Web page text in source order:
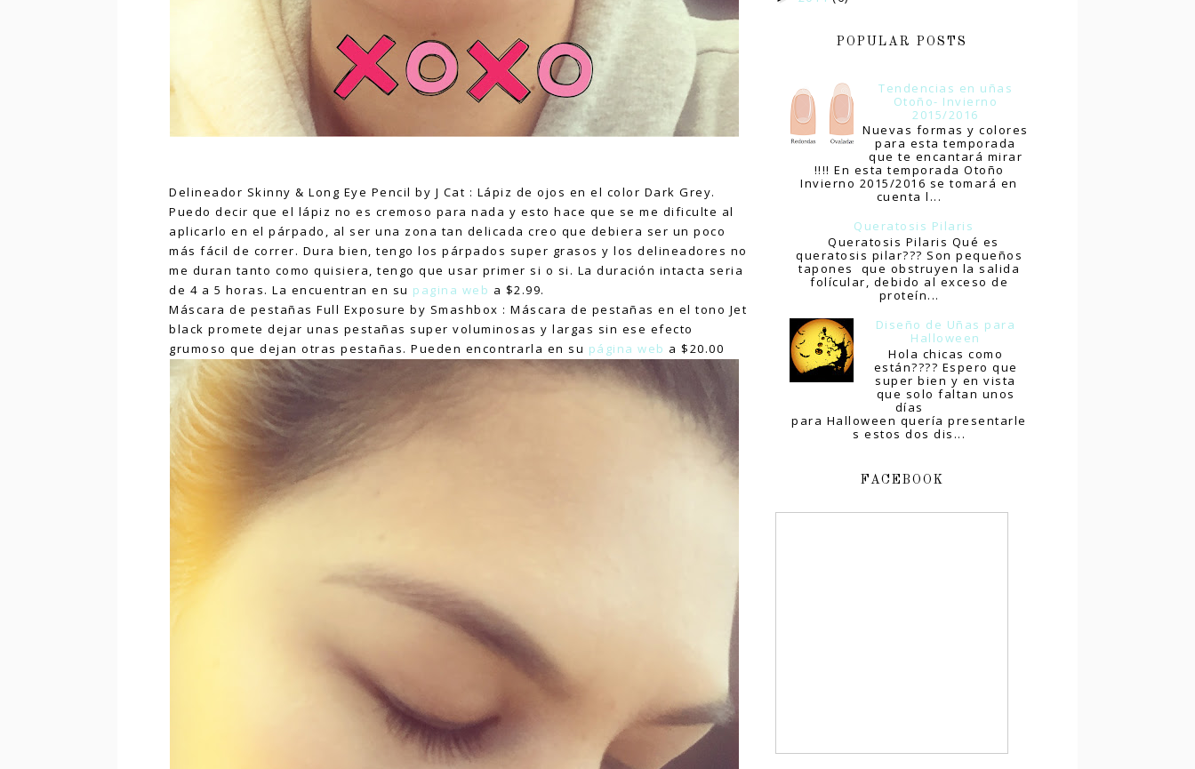
Delineador Skinny & Long Eye Pencil by J Cat : Lápiz de ojos en el color Dark Grey.
Puedo decir que el lápiz no es cremoso para nada y esto hace que se me dificulte al
aplicarlo en el párpado, al ser una zona tan delicada creo que debiera ser un poco
más fácil de correr. Dura bien, tengo los párpados super grasos y los delineadores no
me duran tanto como quisiera, tengo que usar primer si o si. La duración intacta seria
de 4 a 5 horas. La encuentran en su pagina web a $2.99.
Máscara de pestañas Full Exposure by Smashbox : Máscara de pestañas en el tono Jet
black promete dejar unas pestañas super voluminosas y largas sin ese efecto
grumoso que dejan otras pestañas. Pueden encontrarla en su página web a $20.00
POPULAR POSTS
Tendencias en uñas
Otoño- Invierno
2015/2016
Nuevas formas y colores
para esta temporada
que te encantará mirar
!!!! En esta temporada Otoño
Invierno 2015/2016 se tomará en
cuenta l...
Queratosis Pilaris
Queratosis Pilaris Qué es
queratosis pilar??? Son pequeños
tapones que obstruyen la salida
folícular, debido al exceso de
proteín...
Diseño de Uñas para
Halloween
Hola chicas como
están???? Espero que
super bien y en vista
que solo faltan unos
días
para Halloween quería presentarle
s estos dos dis...
FACEBOOK